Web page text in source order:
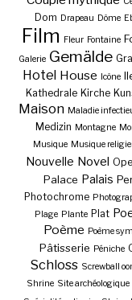
Dom Drapeau Dôme
Film Fleur Fontaine
Galerie Gemälde
Hotel House Icône
Kathedrale Kirche
Maison Maladie
Medizin Montagne
Musique Musique
Nouvelle Novel
Palace Palais
Photochrome
Plage Plante Plat
Poème Poème
Pâtisserie Péniche
Schloss Screwball
Shrine Site archéologique